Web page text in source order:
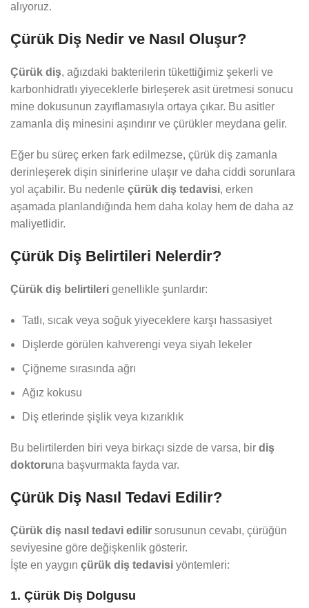
alıyoruz.
Çürük Diş Nedir ve Nasıl Oluşur?
Çürük diş, ağızdaki bakterilerin tükettiğimiz şekerli ve
karbonhidratlı yiyeceklerle birleşerek asit üretmesi sonucu
mine dokusunun zayıflamasıyla ortaya çıkar. Bu asitler
zamanla diş minesini aşındırır ve çürükler meydana gelir.
Eğer bu süreç erken fark edilmezse, çürük diş zamanla
derinleşerek dişin sinirlerine ulaşır ve daha ciddi sorunlara
yol açabilir. Bu nedenle çürük diş tedavisi, erken
aşamada planlandığında hem daha kolay hem de daha az
maliyetlidir.
Çürük Diş Belirtileri Nelerdir?
Çürük diş belirtileri genellikle şunlardır:
Tatlı, sıcak veya soğuk yiyeceklere karşı hassasiyet
Dişlerde görülen kahverengi veya siyah lekeler
Çiğneme sırasında ağrı
Ağız kokusu
Diş etlerinde şişlik veya kızarıklık
Bu belirtilerden biri veya birkaçı sizde de varsa, bir diş
doktoruna başvurmakta fayda var.
Çürük Diş Nasıl Tedavi Edilir?
Çürük diş nasıl tedavi edilir sorusunun cevabı, çürüğün
seviyesine göre değişkenlik gösterir.
İşte en yaygın çürük diş tedavisi yöntemleri:
1. Çürük Diş Dolgusu